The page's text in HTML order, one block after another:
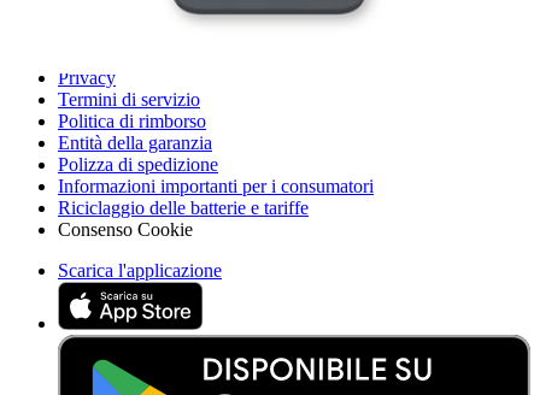
Privacy
Termini di servizio
Politica di rimborso
Entità della garanzia
Polizza di spedizione
Informazioni importanti per i consumatori
Riciclaggio delle batterie e tariffe
Consenso Cookie
Scarica l'applicazione